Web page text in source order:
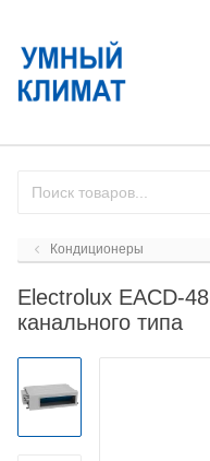
Кондиционеры
Electrolux EACD-
канального типа